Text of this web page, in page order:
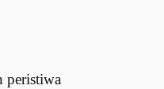
peristiwa